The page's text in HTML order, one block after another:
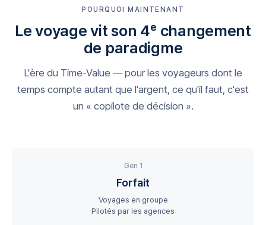
POURQUOI MAINTENANT
Le voyage vit son 4ᵉ changement
de paradigme
L'ère du Time-Value — pour les voyageurs dont le
temps compte autant que l'argent, ce qu'il faut, c'est
un « copilote de décision ».
Gen 1
Forfait
Voyages en groupe
Pilotés par les agences